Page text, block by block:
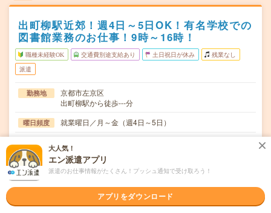
出町柳駅近郊！週4日～5日OK！有名学校での
図書館業務のお仕事！9時～16時！
職種未経験OK 交通費別途支給あり 土日祝日が休み 残業なし
派遣
勤務地
京都市左京区
出町柳駅から徒歩---分
曜日頻度 就業曜日／月～金（週4日～5日）
時間
期間 9月スタート（～長期）
時給
大人気！
エン派遣アプリ
派遣のお仕事情報がたくさん！プッシュ通知で受け取ろう！
アプリをダウンロード